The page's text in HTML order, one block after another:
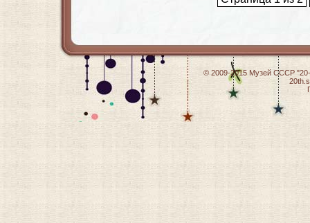
© 2009-2015 Музей СССР